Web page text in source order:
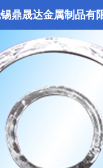
鼎晟达金属制品有